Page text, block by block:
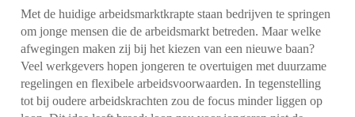
Met de huidige arbeidsmarktkrapte staan bedrijven te springen
om jonge mensen die de arbeidsmarkt betreden. Maar welke
afwegingen maken zij bij het kiezen van een nieuwe baan?
Veel werkgevers hopen jongeren te overtuigen met duurzame
regelingen en flexibele arbeidsvoorwaarden. In tegenstelling
tot bij oudere arbeidskrachten zou de focus minder liggen op